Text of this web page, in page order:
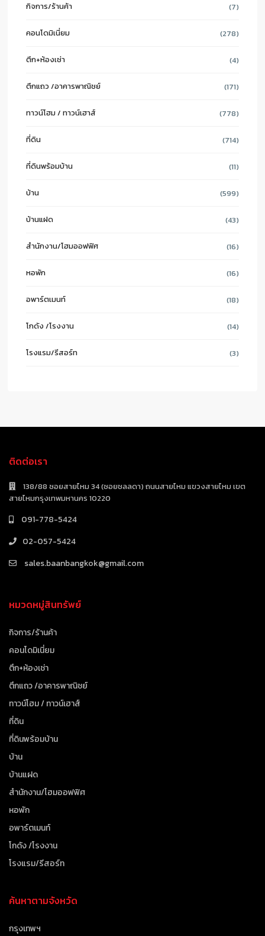
กิจการ/ร้านค้า (7)
คอนโดมิเนี่ยม (278)
ตึก+ห้องเช่า (4)
ตึกแถว /อาคารพาณิชย์ (171)
ทาวน์โฮม / ทาวน์เฮาส์ (778)
ที่ดิน (714)
ที่ดินพร้อมบ้าน (11)
บ้าน (599)
บ้านแฝด (43)
สำนักงาน/โฮมออฟฟิศ (16)
หอพัก (16)
อพาร์ตเมนท์ (18)
โกดัง /โรงงาน (14)
โรงแรม/รีสอร์ท (3)
ติดต่อเรา
138/88 ซอยสายไหม 34 (ซอยชลลดา) ถนนสายไหม แขวงสายไหม เขต
สายไหมกรุงเทพมหานคร 10220
091-778-5424
02-057-5424
sales.baanbangkok@gmail.com
หมวดหมู่สินทรัพย์
กิจการ/ร้านค้า
คอนโดมิเนี่ยม
ตึก+ห้องเช่า
ตึกแถว /อาคารพาณิชย์
ทาวน์โฮม / ทาวน์เฮาส์
ที่ดิน
ที่ดินพร้อมบ้าน
บ้าน
บ้านแฝด
สำนักงาน/โฮมออฟฟิศ
หอพัก
อพาร์ตเมนท์
โกดัง /โรงงาน
โรงแรม/รีสอร์ท
ค้นหาตามจังหวัด
กรุงเทพฯ